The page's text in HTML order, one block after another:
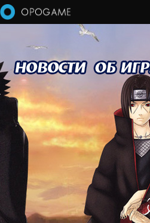
Перейти к основному содержанию